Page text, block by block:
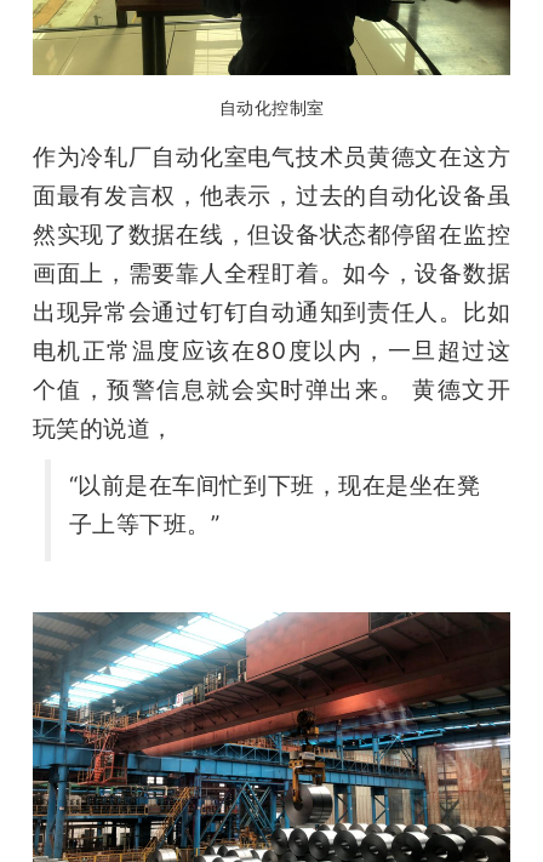
自动化控制室
作为冷轧厂自动化室电气技术员黄德文在这方
面最有发言权，他表示，过去的自动化设备虽
然实现了数据在线，但设备状态都停留在监控
画面上，需要靠人全程盯着。如今，设备数据
出现异常会通过钉钉自动通知到责任人。比如
电机正常温度应该在80度以内，一旦超过这
个值，预警信息就会实时弹出来。 黄德文开
玩笑的说道，
“以前是在车间忙到下班，现在是坐在凳
子上等下班。”